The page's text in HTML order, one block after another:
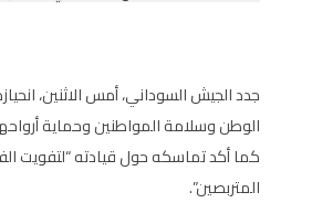
جدد الجيش السوداني، أمس الاثنين،
الوطن وسلامة المواطنين وحماية
كما أكد تماسكه حول قيادته “لتفويت
المتربصين”.